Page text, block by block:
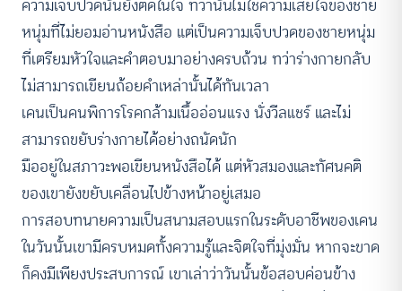
ความเจ็บปวดนั้นยังติดในใจ ทว่านั่นไม่ใช่ความเสียใจของชาย
หนุ่มที่ไม่ยอมอ่านหนังสือ แต่เป็นความเจ็บปวดของชายหนุ่ม
ที่เตรียมหัวใจและคำตอบมาอย่างครบถ้วน ทว่าร่างกายกลับ
ไม่สามารถเขียนถ้อยคำเหล่านั้นได้ทันเวลา
เคนเป็นคนพิการโรคกล้ามเนื้ออ่อนแรง นั่งวีลแชร์ และไม่
สามารถขยับร่างกายได้อย่างถนัดนัก
มืออยู่ในสภาวะพอเขียนหนังสือได้ แต่หัวสมองและทัศนคติ
ของเขายังขยับเคลื่อนไปข้างหน้าอยู่เสมอ
การสอบทนายความเป็นสนามสอบแรกในระดับอาชีพของเคน
ในวันนั้นเขามีครบหมดทั้งความรู้และจิตใจที่มุ่งมั่น หากจะขาด
ก็คงมีเพียงประสบการณ์ เขาเล่าว่าวันนั้นข้อสอบค่อนข้าง